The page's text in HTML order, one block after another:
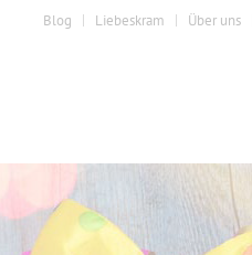
Blog Liebeskram Über uns